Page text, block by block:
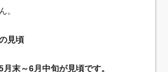
。
見頃
末～6月中旬が見頃です。